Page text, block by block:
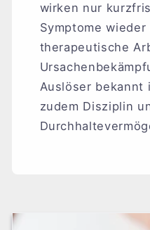
wirken nur
Symptome
therapeutische
Auslöser
zudem Disziplin